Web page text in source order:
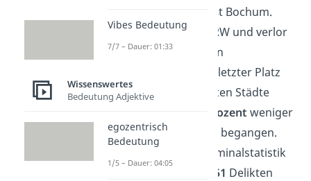
heißt Bochum.
Bochum liegt in NRW und verlor
2021 den 9. Platz an
Braunschweig. Als letzter Platz
der Top 10 sichersten Städte
5,5 Prozent weniger
Straftaten als 2020 begangen.
Die Polizeiliche Kriminalstatistik
26.051 Delikten
Vibes Bedeutung
7/7 – Dauer: 01:33
Wissenswertes
Bedeutung Adjektive
egozentrisch
Bedeutung
1/5 – Dauer: 04:05